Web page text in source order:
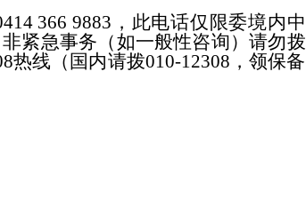
414 366 9883 ，此电话仅限委境内中
紧急事务（如一般性咨询）请勿拨
热线（国内请拨010-12308，领保备